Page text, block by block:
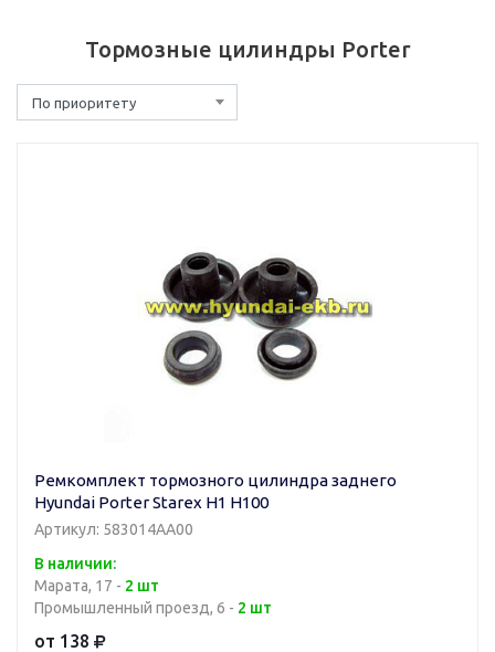
Тормозные цилиндры Porter
По приоритету
Ремкомплект тормозного цилиндра заднего
Hyundai Porter Starex H1 H100
Артикул: 583014AA00
В наличии:
Марата, 17 - 2 шт
Промышленный проезд, 6 - 2 шт
от 138